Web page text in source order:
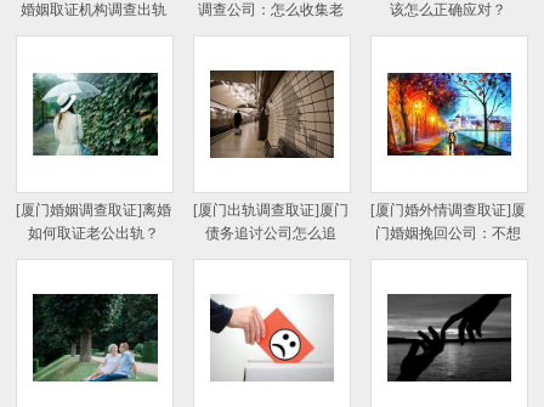
婚姻取证机构调查出轨
可行吗？
调查公司：怎么收集老
婆出轨证据？
该怎么正确应对？
[厦门婚姻调查取证]离婚
如何取证老公出轨？
[厦门出轨调查取证]厦门
债务追讨公司怎么追
债？
[厦门婚外情调查取证]厦
门婚姻挽回公司：不想
离婚怎么挽回老公？